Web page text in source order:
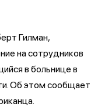
Гилман,
на сотрудников
в больнице в
Об этом сообщает